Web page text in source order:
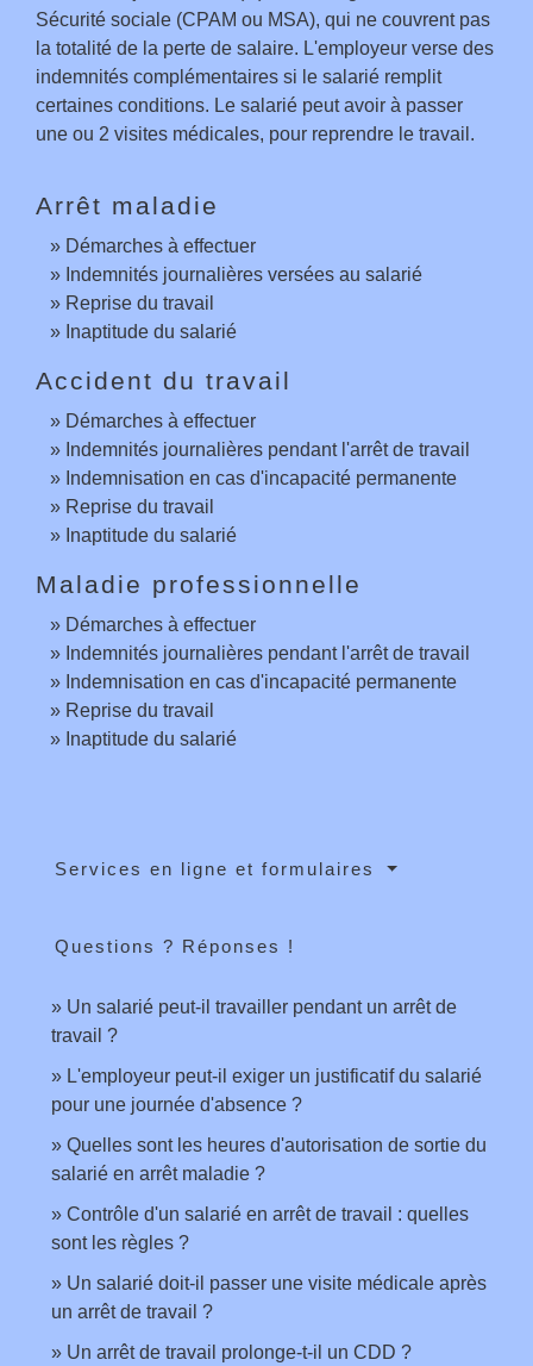
Sécurité sociale (CPAM ou MSA), qui ne couvrent pas
la totalité de la perte de salaire. L'employeur verse des
indemnités complémentaires si le salarié remplit
certaines conditions. Le salarié peut avoir à passer
une ou 2 visites médicales, pour reprendre le travail.
Arrêt maladie
Démarches à effectuer
Indemnités journalières versées au salarié
Reprise du travail
Inaptitude du salarié
Accident du travail
Démarches à effectuer
Indemnités journalières pendant l'arrêt de travail
Indemnisation en cas d'incapacité permanente
Reprise du travail
Inaptitude du salarié
Maladie professionnelle
Démarches à effectuer
Indemnités journalières pendant l'arrêt de travail
Indemnisation en cas d'incapacité permanente
Reprise du travail
Inaptitude du salarié
Services en ligne et formulaires
Questions ? Réponses !
Un salarié peut-il travailler pendant un arrêt de
travail ?
L'employeur peut-il exiger un justificatif du salarié
pour une journée d'absence ?
Quelles sont les heures d'autorisation de sortie du
salarié en arrêt maladie ?
Contrôle d'un salarié en arrêt de travail : quelles
sont les règles ?
Un salarié doit-il passer une visite médicale après
un arrêt de travail ?
Un arrêt de travail prolonge-t-il un CDD ?